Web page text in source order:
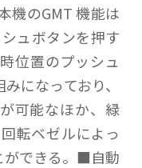
機のGMT 機能は
ュボタンを押す
位置のプッシュ
になっており、
可能なほか、緑
転ベゼルによっ
ができる。■自動